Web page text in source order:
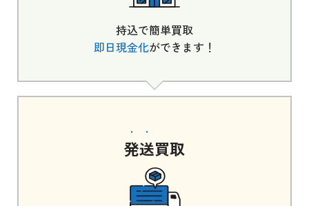
持込で簡単買取
即日現金化ができます！
発送買取